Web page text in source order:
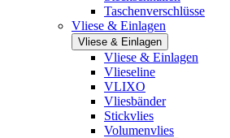
Taschenverschlüsse
Vliese & Einlagen
Vliese & Einlagen
Vliese & Einlagen
Vlieseline
VLIXO
Vliesbänder
Stickvlies
Volumenvlies